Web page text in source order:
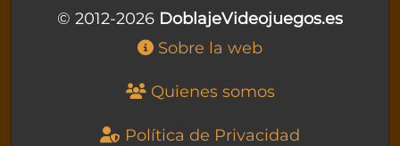
© 2012-2026 DoblajeVideojuegos.es
Sobre la web
Quienes somos
Política de Privacidad